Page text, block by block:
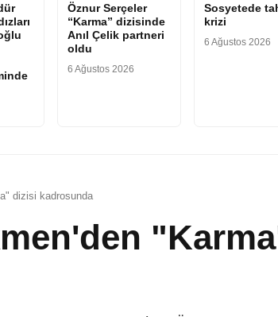
Öznur Serçeler
“Karma” dizisinde
Anıl Çelik partneri
oldu
6 Ağustos 2026
Sosyetede
krizi
6 Ağustos 2026
dizisi kadrosunda